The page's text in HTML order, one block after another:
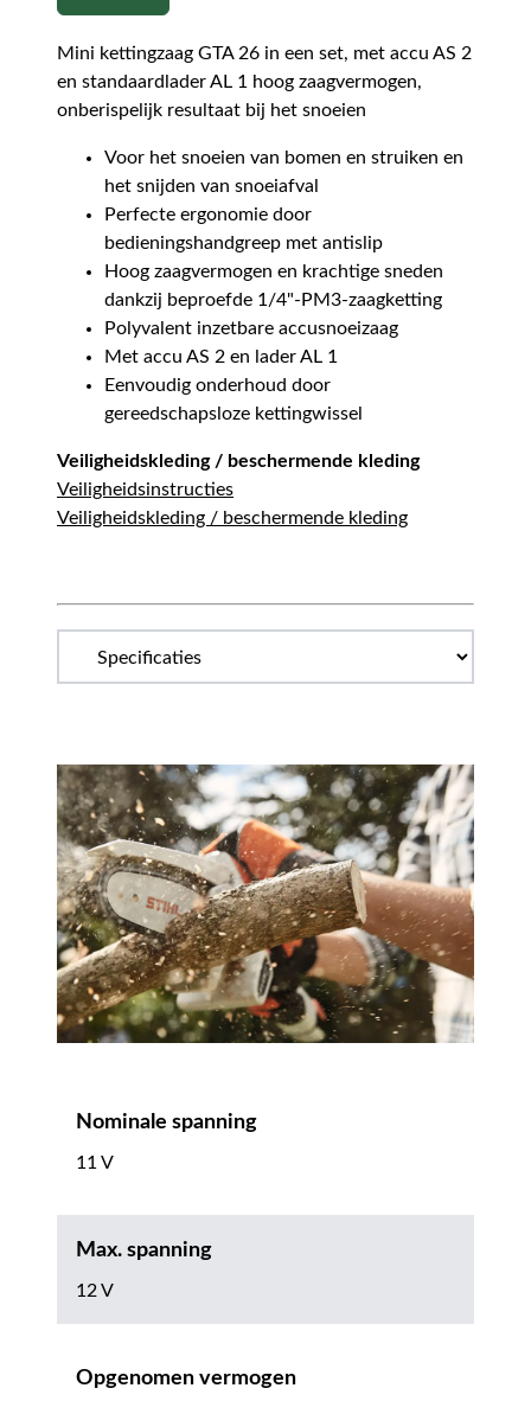
Mini kettingzaag GTA 26 in een set, met accu AS 2
en standaardlader AL 1 hoog zaagvermogen,
onberispelijk resultaat bij het snoeien
Voor het snoeien van bomen en struiken en
het snijden van snoeiafval
Perfecte ergonomie door
bedieningshandgreep met antislip
Hoog zaagvermogen en krachtige sneden
dankzij beproefde 1/4"-PM3-zaagketting
Polyvalent inzetbare accusnoeizaag
Met accu AS 2 en lader AL 1
Eenvoudig onderhoud door
gereedschapsloze kettingwissel
Veiligheidskleding / beschermende kleding
Veiligheidsinstructies
Veiligheidskleding / beschermende kleding
Nominale spanning
11 V
Max. spanning
12 V
Opgenomen vermogen